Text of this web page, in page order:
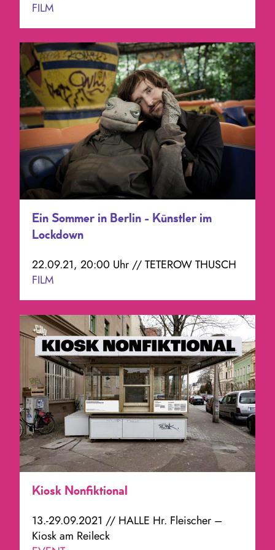
FILM
Ein Sommer in Berlin - Künstler im
Lockdown
22.09.21, 20:00 Uhr // TETEROW THUSCH
FILM
Kiosk Nonfiktional
13.-29.09.2021 // HALLE Hr. Fleischer –
Kiosk am Reileck